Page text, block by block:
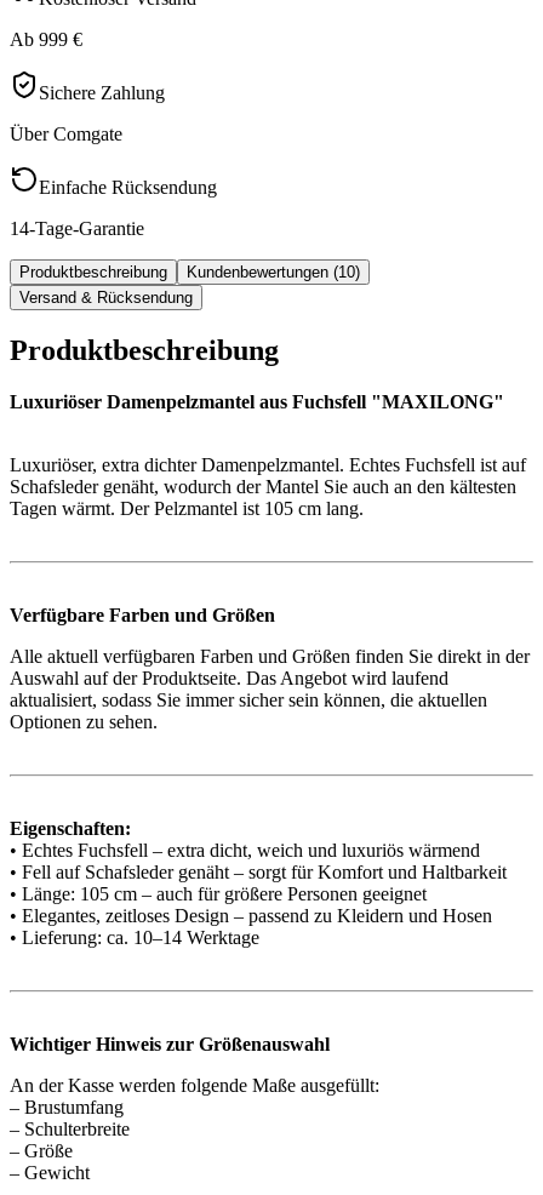
Ab 999 €
Sichere Zahlung
Über Comgate
Einfache Rücksendung
14-Tage-Garantie
Produktbeschreibung
Kundenbewertungen (10)
Versand & Rücksendung
Produktbeschreibung
Luxuriöser Damenpelzmantel aus Fuchsfell "MAXILONG"
Luxuriöser, extra dichter Damenpelzmantel. Echtes Fuchsfell ist auf
Schafsleder genäht, wodurch der Mantel Sie auch an den kältesten
Tagen wärmt. Der Pelzmantel ist 105 cm lang.
Verfügbare Farben und Größen
Alle aktuell verfügbaren Farben und Größen finden Sie direkt in der
Auswahl auf der Produktseite. Das Angebot wird laufend
aktualisiert, sodass Sie immer sicher sein können, die aktuellen
Optionen zu sehen.
Eigenschaften:
• Echtes Fuchsfell – extra dicht, weich und luxuriös wärmend
• Fell auf Schafsleder genäht – sorgt für Komfort und Haltbarkeit
• Länge: 105 cm – auch für größere Personen geeignet
• Elegantes, zeitloses Design – passend zu Kleidern und Hosen
• Lieferung: ca. 10–14 Werktage
Wichtiger Hinweis zur Größenauswahl
An der Kasse werden folgende Maße ausgefüllt:
– Brustumfang
– Schulterbreite
– Größe
– Gewicht